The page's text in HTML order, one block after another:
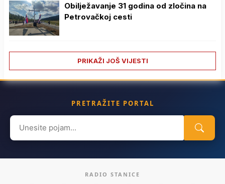
Obilježavanje 31 godina od zločina na
Petrovačkoj cesti
PRIKAŽI JOŠ VIJESTI
PRETRAŽITE PORTAL
Search
for:
RADIO STANICE